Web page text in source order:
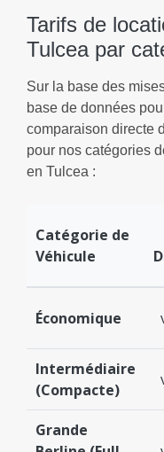
Tarifs de
Tulcea par
Sur la base des
base de données
comparaison directe
pour nos catégories
en Tulcea :
Catégorie de
Véhicule
Économique
Intermédiaire
(Compacte)
Grande